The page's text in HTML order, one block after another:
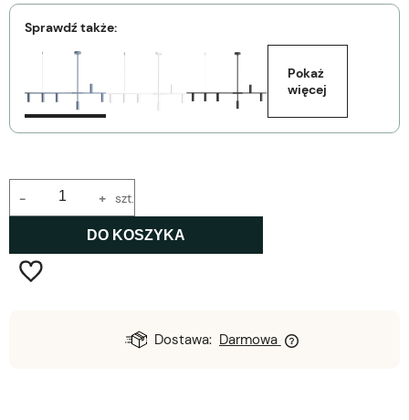
Sprawdź także:
Pokaż
więcej
+
- szt.
DO KOSZYKA
Dostawa: Darmowa